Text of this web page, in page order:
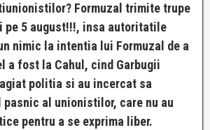
Formuzal trimite trupe
pe 5 august!!!, insa autoritatile
nimic la intentia lui Formuzal de a
a fost la Cahul, cind Garbugii
politia si au incercat sa
al unionistilor, care nu au
pentru a se exprima liber.